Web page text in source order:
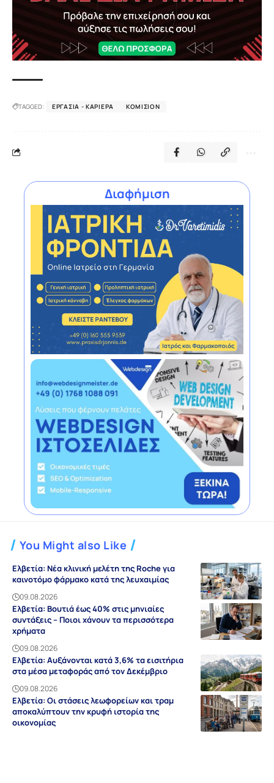
TAGGED: ΕΡΓΑΣΊΑ - ΚΑΡΙΈΡΑ ΚΟΜΙΣΙΌΝ
Διαφήμιση
You Might also Like
Ελβετία: Νέα κλινική μελέτη της Roche για
καινοτόμο φάρμακο κατά της λευχαιμίας
09.08.2026
Ελβετία: Βουτιά έως 40% στις μηνιαίες
συντάξεις – Ποιοι χάνουν τα περισσότερα
χρήματα
09.08.2026
Ελβετία: Αυξάνονται κατά 3,6% τα εισιτήρια
στα μέσα μεταφοράς από τον Δεκέμβριο
09.08.2026
Ελβετία: Οι στάσεις λεωφορείων και τραμ
αποκαλύπτουν την κρυφή ιστορία της
οικονομίας